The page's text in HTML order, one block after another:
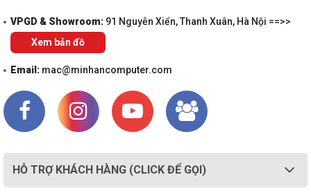
VPGD & Showroom: 91 Nguyễn Xiển, Thanh Xuân, Hà Nội ==>>
Xem bản đồ
Email: mac@minhancomputer.com
HỖ TRỢ KHÁCH HÀNG (CLICK ĐỂ GỌI)